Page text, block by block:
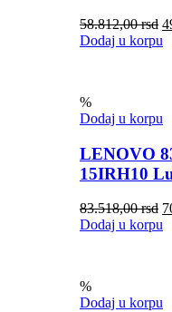
58.812,00rsd
Dodaj u korpu
%
Dodaj u korpu
LENOVO
15IRH10
83.518,00rsd
Dodaj u korpu
%
Dodaj u korpu